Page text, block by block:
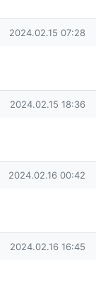
작성일
2024.02.15 07:28
작성일
2024.02.15 18:36
작성일
2024.02.16 00:42
작성일
2024.02.16 16:45